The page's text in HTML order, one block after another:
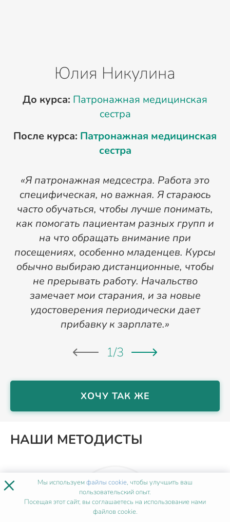
Юлия Никулина
До курса: Патронажная медицинская
сестра
После курса: Патронажная медицинская
сестра
«Я патронажная медсестра. Работа это
специфическая, но важная. Я стараюсь
часто обучаться, чтобы лучше понимать,
как помогать пациентам разных групп и
на что обращать внимание при
посещениях, особенно младенцев. Курсы
обычно выбираю дистанционные, чтобы
не прерывать работу. Начальство
замечает мои старания, и за новые
удостоверения периодически дает
прибавку к зарплате.»
1/3
ХОЧУ ТАК ЖЕ
НАШИ МЕТОДИСТЫ
× Мы используемфайлы cookie, чтобы улучшить ваш
пользовательский опыт.
Посещая этот сайт, вы соглашаетесь на использование нами
файлов cookie.